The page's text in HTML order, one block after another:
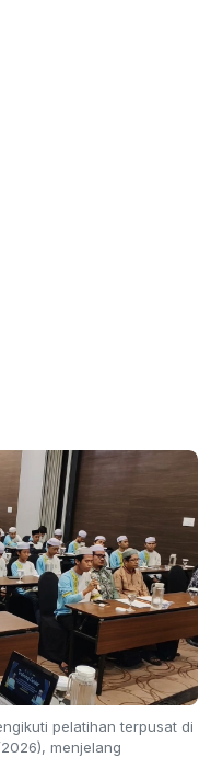
pelatihan terpusat di
menjelang